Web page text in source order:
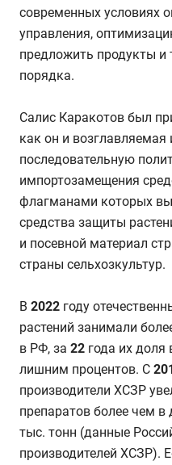
современных условиях
управления,
предложить продукты и
порядка.
Салис Каракотов был
как он и
последовательную
импортозамещения
флагманами которых
средства защиты
и посевной материал
страны сельхозкультур.
В 2022 году
растений занимали
в РФ, за 22 года их доля
лишним процентов. С
производители ХСЗР
препаратов более чем в
тыс. тонн (данные
производителей ХСЗР).